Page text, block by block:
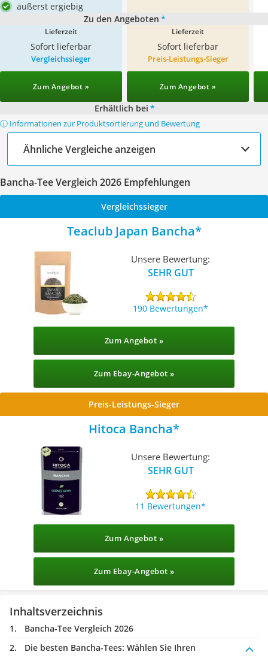
äußerst ergiebig
Zu den Angeboten *
Lieferzeit
Sofort lieferbar
Lieferzeit
Sofort lieferbar
Vergleichssieger
Zum Angebot »
Preis-Leistungs-Sieger
Zum Angebot »
Erhältlich bei *
ⓘ Informationen zur Produktsortierung und Bewertung
Ähnliche Vergleiche anzeigen
Bancha-Tee Vergleich 2026 Empfehlungen
Vergleichssieger
Teaclub Japan Bancha
Unsere Bewertung:
SEHR GUT
190 Bewertungen
Zum Angebot »
Zum Ebay-Angebot »
Preis-Leistungs-Sieger
Hitoca Bancha
Unsere Bewertung:
SEHR GUT
11 Bewertungen
Zum Angebot »
Zum Ebay-Angebot »
Inhaltsverzeichnis
Bancha-Tee Vergleich 2026
Die besten Bancha-Tees: Wählen Sie Ihren